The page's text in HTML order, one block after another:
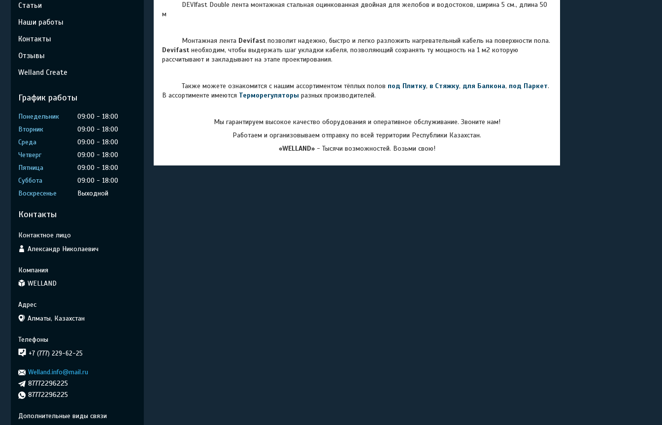
DEVIfast Double лента монтажная стальная оцинкованная двойная для желобов и водостоков, ширина 5 см., длина 50
м
Монтажная лента Devifast позволит надежно, быстро и легко разложить нагревательный кабель на поверхности пола.
Devifast необходим, чтобы выдержать шаг укладки кабеля, позволяющий сохранять ту мощность на 1 м2 которую
рассчитывают и закладывают на этапе проектирования.
Также можете ознакомится с нашим ассортиментом тёплых полов под Плитку, в Стяжку, для Балкона, под Паркет.
В ассортименте имеются Терморегуляторы разных производителей.
Мы гарантируем высокое качество оборудования и оперативное обслуживание. Звоните нам!
Работаем и организовываем отправку по всей территории Республики Казахстан.
«WELLAND»- Тысячи возможностей. Возьми свою!
Статьи
Наши работы
Контакты
Отзывы
Welland Create
График работы
Понедельник 09:00
18:00
Вторник
09:00
18:00
Среда
09:00
18:00
Четверг
09:00
18:00
Пятница
09:00
18:00
Суббота
09:00
18:00
Воскресенье
Выходной
Контакты
Александр Николаевич
WELLAND
Алматы, Казахстан
+7 (777) 229-62-25
Welland.info@mail.ru
87772296225
87772296225